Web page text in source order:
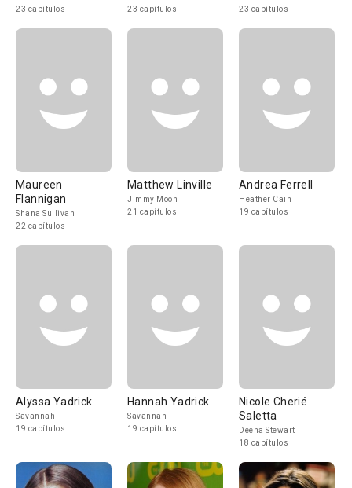
23 capítulos
23 capítulos
23 capítulos
Maureen
Flannigan
Shana Sullivan
22 capítulos
Matthew Linville
Jimmy Moon
21 capítulos
Andrea Ferrell
Heather Cain
19 capítulos
Alyssa Yadrick
Savannah
19 capítulos
Hannah Yadrick
Savannah
19 capítulos
Nicole Cherié
Saletta
Deena Stewart
18 capítulos